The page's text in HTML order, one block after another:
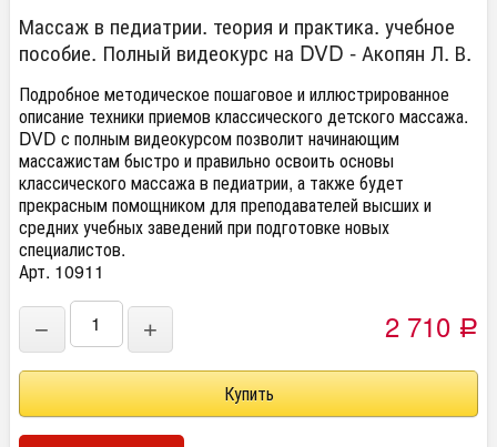
Массаж в педиатрии. теория и практика. учебное
пособие. Полный видеокурс на DVD - Акопян Л. В.
Подробное методическое пошаговое и иллюстрированное
описание техники приемов классического детского массажа.
DVD с полным видеокурсом позволит начинающим
массажистам быстро и правильно освоить основы
классического массажа в педиатрии, а также будет
прекрасным помощником для преподавателей высших и
средних учебных заведений при подготовке новых
специалистов.
Арт. 10911
− + 2 710 Р